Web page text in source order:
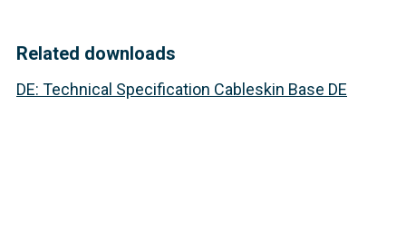
Related downloads
DE: Technical Specification Cableskin Base DE